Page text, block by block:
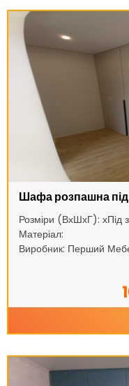
Шафа розпашна
Розміри (ВхШхГ): хПід
Матеріал:
Виробник: Перший